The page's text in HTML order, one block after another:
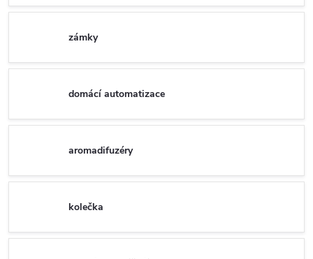
zámky
domácí automatizace
aromadifuzéry
kolečka